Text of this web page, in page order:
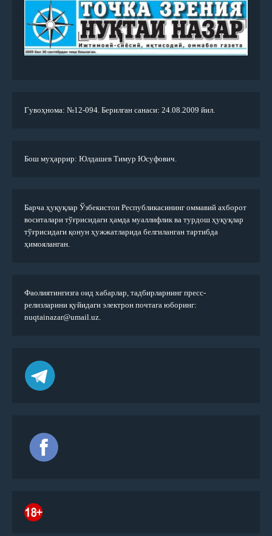
Гувоҳнома: №12-094. Берилган санаси: 24.08.2009 йил.
Бош муҳаррир: Юлдашев Тимур Юсуфович.
Барча ҳуқуқлар Ўзбекистон Республикасининг оммавий ахборот
воситалари тўғрисидаги ҳамда муаллифлик ва турдош ҳуқуқлар
тўғрисидаги қонун ҳужжатларида белгиланган тартибда
ҳимояланган.
Фаолиятингизга оид хабарлар, тадбирларнинг пресс-
релизларини қуйидаги электрон почтага юборинг:
nuqtainazar@umail.uz.